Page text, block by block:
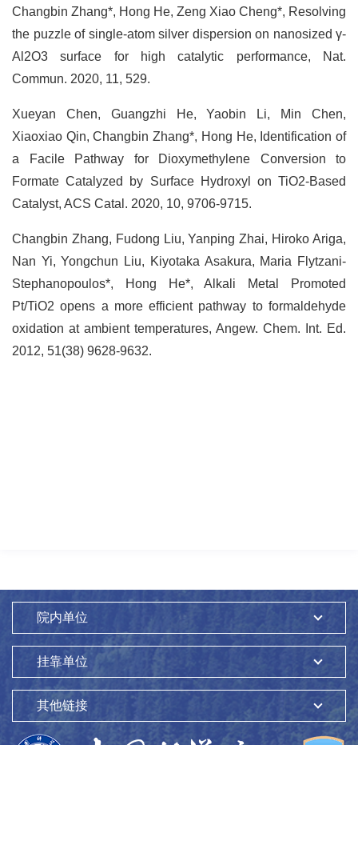
Changbin Zhang*, Hong He, Zeng Xiao Cheng*, Resolving
the puzzle of single-atom silver dispersion on nanosized γ-
Al2O3 surface for high catalytic performance, Nat.
Commun. 2020, 11, 529.
Xueyan Chen, Guangzhi He, Yaobin Li, Min Chen,
Xiaoxiao Qin, Changbin Zhang*, Hong He, Identification of
a Facile Pathway for Dioxymethylene Conversion to
Formate Catalyzed by Surface Hydroxyl on TiO2-Based
Catalyst, ACS Catal. 2020, 10, 9706-9715.
Changbin Zhang, Fudong Liu, Yanping Zhai, Hiroko Ariga,
Nan Yi, Yongchun Liu, Kiyotaka Asakura, Maria Flytzani-
Stephanopoulos*, Hong He*, Alkali Metal Promoted
Pt/TiO2 opens a more efficient pathway to formaldehyde
oxidation at ambient temperatures, Angew. Chem. Int. Ed.
2012, 51(38) 9628-9632.
院内单位
挂靠单位
其他链接